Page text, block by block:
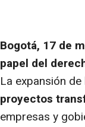
Bogotá, 17 de
papel del
La expansión de
proyectos
empresas y